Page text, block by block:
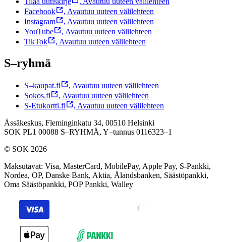
Facebook
, Avautuu uuteen välilehteen
Instagram
, Avautuu uuteen välilehteen
YouTube
, Avautuu uuteen välilehteen
TikTok
, Avautuu uuteen välilehteen
S–ryhmä
S–kaupat.fi , Avautuu uuteen välilehteen
Sokos.fi
, Avautuu uuteen välilehteen
S-Etukortti.fi
, Avautuu uuteen välilehteen
Ässäkeskus, Fleminginkatu 34, 00510 Helsinki
SOK PL1 00088 S–RYHMÄ, Y–tunnus 0116323–1
© SOK 2026
Maksutavat: Visa, MasterCard, MobilePay, Apple Pay, S-Pankki,
Nordea, OP, Danske Bank, Aktia, Ålandsbanken, Säästöpankki,
Oma Säästöpankki, POP Pankki, Walley